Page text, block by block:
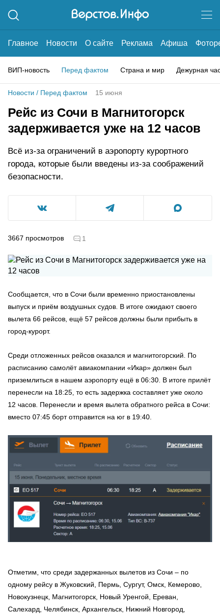
Главное Новости О сайте Реклама Афиша
ВИП-новость Перед фактом Страна и мир Дежурная
Новости / Перед фактом 15 июня
Рейс из Сочи в Магнитогорск
задерживается уже на 12 часов
Всё из-за ограничений в аэропорту курортного
города, которые были введены из-за соображений
безопасности.
3667 просмотров 1
Сообщается, что в Сочи были временно приостановлены
выпуск и приём воздушных судов. В итоге ожидают своего
вылета 66 рейсов, ещё 57 рейсов должны были прибыть в
город-курорт.
Среди отложенных рейсов оказался и магнитогорский. По
расписанию самолёт авиакомпании «Икар» должен был
приземлиться в нашем аэропорту ещё в 06:30. В итоге прилёт
перенесли на 18:25, то есть задержка составляет уже около
12 часов. Перенесли и время вылета обратного рейса в Сочи:
вместо 07:45 борт отправится на юг в 19:40.
Отметим, что среди задержанных вылетов из Сочи – по
одному рейсу в Жуковский, Пермь, Сургут, Омск, Кемерово,
Новокузнецк, Магнитогорск, Новый Уренгой, Ереван,
Салехард, Челябинск, Архангельск, Нижний Новгород,